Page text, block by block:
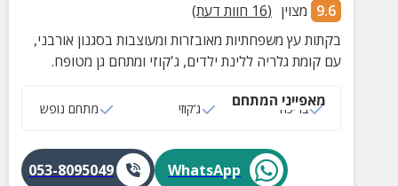
9.6 מצוין (
16 חוות דעת)
בקתות עץ משפחתיות מאובזרות ומעוצבות בסגנון אורבני,
עם קומת גלריה ללינת ילדים, ג'קוזי ומתחם גן מטופח.
מאפייני המתחם
בריכה ג‘קוזי מתחם נופש
WhatsApp
053-8095049